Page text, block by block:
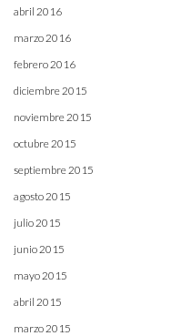
abril 2016
marzo 2016
febrero 2016
diciembre 2015
noviembre 2015
octubre 2015
septiembre 2015
agosto 2015
julio 2015
junio 2015
mayo 2015
abril 2015
marzo 2015